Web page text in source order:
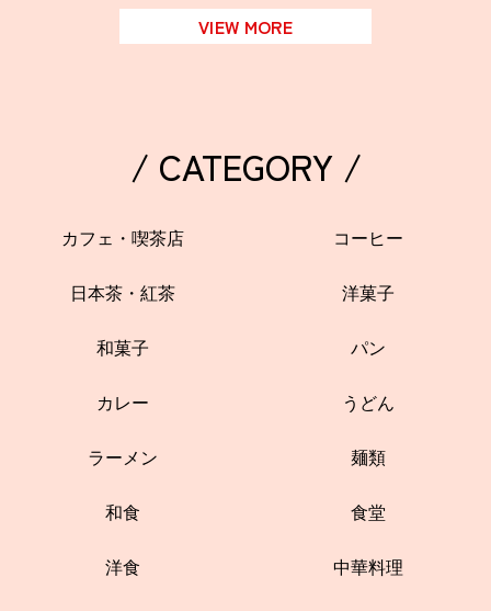
VIEW MORE
/ CATEGORY /
カフェ・喫茶店 コーヒー
日本茶・紅茶 洋菓子
和菓子 パン
カレー うどん
ラーメン 麺類
和食 食堂
洋食 中華料理